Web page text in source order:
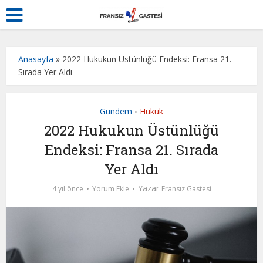
Anasayfa » 2022 Hukukun Üstünlüğü Endeksi: Fransa 21.
Sırada Yer Aldı
Gündem • Hukuk
2022 Hukukun Üstünlüğü
Endeksi: Fransa 21. Sırada
Yer Aldı
4 yıl önce Yorum Ekle Yazar Fransız Gastesi